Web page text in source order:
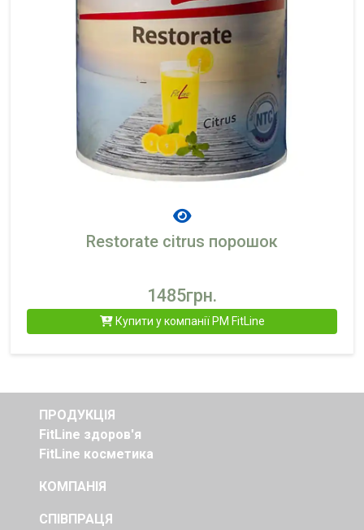
Restorate citrus порошок
1485грн.
Купити у компанії PM FitLine
ПРОДУКЦІЯ
FitLine здоров'я
FitLine косметика
КОМПАНІЯ
СПІВПРАЦЯ